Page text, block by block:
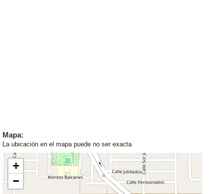
Mapa:
La ubicación en el mapa puede no ser exacta
+
−